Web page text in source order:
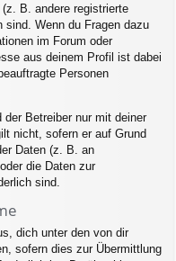
B. andere registrierte
sind. Wenn du Fragen dazu
im Forum oder
aus deinem Profil ist dabei
Personen
der Betreiber nur mit deiner
nicht, sofern er auf Grund
Daten (z. B. an
die Daten zur
sind.
dich unter den von dir
sofern dies zur Übermittlung